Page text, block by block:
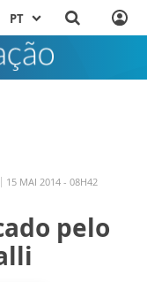
PT
15 MAI 2014 - 08H42
pelo